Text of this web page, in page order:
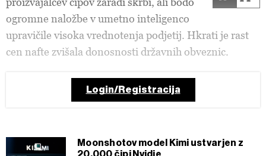
ogromne naložbe v umetno inteligenco
upravičile visoka vrednotenja podjetij. Hkrati je rast
cen nafte zvišala donosnosti državnih obveznic.
Login/Registracija
Moonshotov model Kimi ustvarjen z